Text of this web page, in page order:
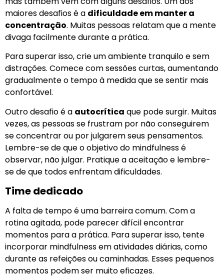
maiores desafios é a dificuldade em manter a
concentração. Muitas pessoas relatam que a mente
divaga facilmente durante a prática.
Para superar isso, crie um ambiente tranquilo e sem
distrações. Comece com sessões curtas, aumentando
gradualmente o tempo à medida que se sentir mais
confortável.
Outro desafio é a autocrítica que pode surgir. Muitas
vezes, as pessoas se frustram por não conseguirem
se concentrar ou por julgarem seus pensamentos.
Lembre-se de que o objetivo do mindfulness é
observar, não julgar. Pratique a aceitação e lembre-
se de que todos enfrentam dificuldades.
Time dedicado
A falta de tempo é uma barreira comum. Com a
rotina agitada, pode parecer difícil encontrar
momentos para a prática. Para superar isso, tente
incorporar mindfulness em atividades diárias, como
durante as refeições ou caminhadas. Esses pequenos
momentos podem ser muito eficazes.